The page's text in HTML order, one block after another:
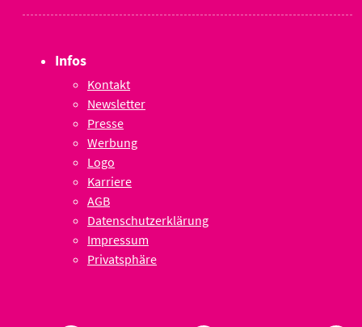
Infos
Kontakt
Newsletter
Presse
Werbung
Logo
Karriere
AGB
Datenschutzerklärung
Impressum
Privatsphäre